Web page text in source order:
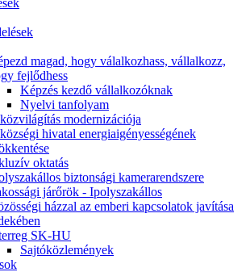
magad, hogy válalkozhass, vállalkozz,
fejlődhess
Képzés kezdő vállalkozóknak
Nyelvi tanfolyam
modernizációja
hivatal energiaigényességének
oktatás
biztonsági kamerarendszere
járőrök - Ipolyszakállos
házzal az emberi kapcsolatok javítása
SK-HU
Sajtóközlemények